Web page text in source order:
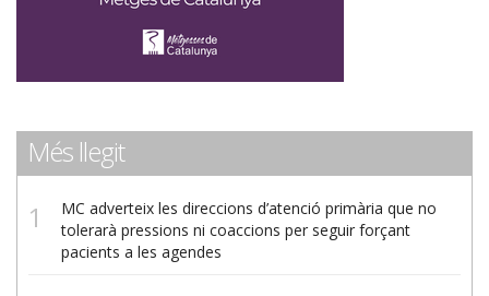
Més llegit
MC adverteix les direccions d’atenció primària que no
tolerarà pressions ni coaccions per seguir forçant
pacients a les agendes